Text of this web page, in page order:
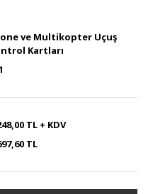
ve Multikopter Uçuş
Kartları
TL + KDV
TL